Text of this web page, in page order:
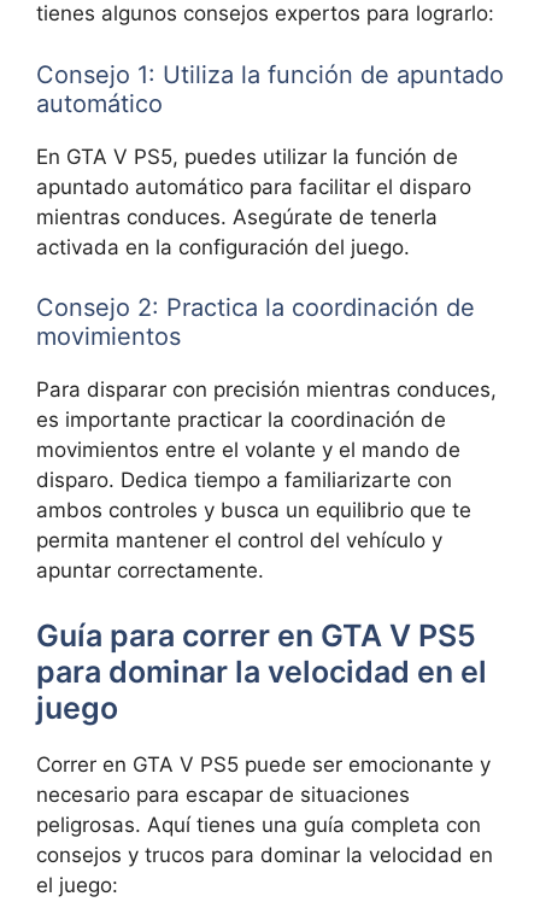
tienes algunos consejos expertos para lograrlo:
Consejo 1: Utiliza la función de apuntado
automático
En GTA V PS5, puedes utilizar la función de
apuntado automático para facilitar el disparo
mientras conduces. Asegúrate de tenerla
activada en la configuración del juego.
Consejo 2: Practica la coordinación de
movimientos
Para disparar con precisión mientras conduces,
es importante practicar la coordinación de
movimientos entre el volante y el mando de
disparo. Dedica tiempo a familiarizarte con
ambos controles y busca un equilibrio que te
permita mantener el control del vehículo y
apuntar correctamente.
Guía para correr en GTA V PS5
para dominar la velocidad en el
juego
Correr en GTA V PS5 puede ser emocionante y
necesario para escapar de situaciones
peligrosas. Aquí tienes una guía completa con
consejos y trucos para dominar la velocidad en
el juego: